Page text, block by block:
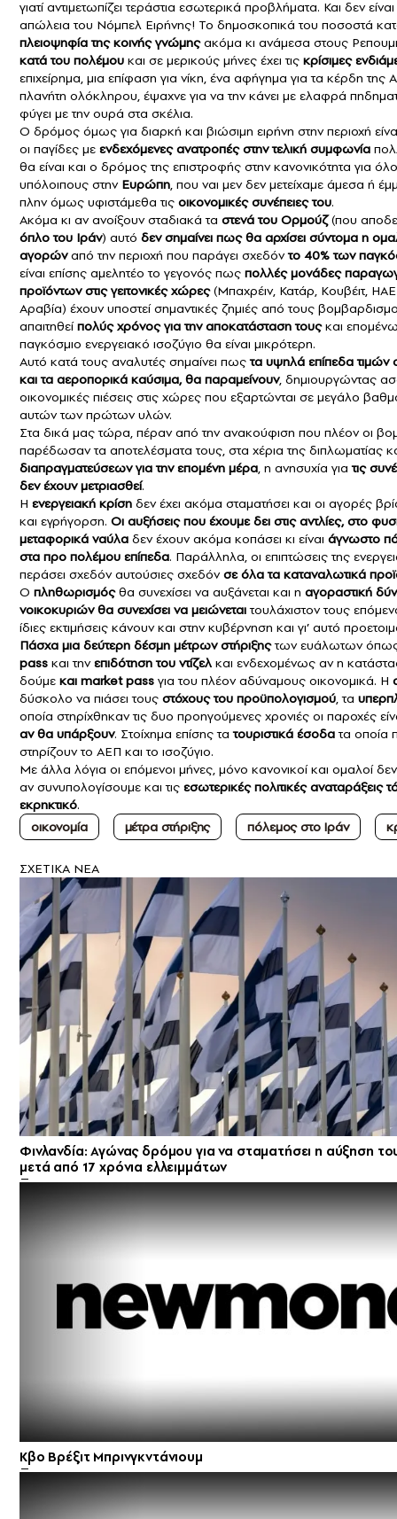
γιατί αντιμετωπίζει τεράστια εσωτερικά προβλήματα. Και δεν
απώλεια του Νόμπελ Ειρήνης! Το δημοσκοπικά του ποσοστά
πλειοψηφία της κοινής γνώμηςακόμα κι ανάμεσα στους
κατά του πολέμου και σε μερικούς μήνες έχει τις κρίσιμες
επιχείρημα, μια επίφαση για νίκη, ένα αφήγημα για τα κέρδη της
πλανήτη ολόκληρου, έψαχνε για να την κάνει με ελαφρά
φύγει με την ουρά στα σκέλια.
Ο δρόμος όμως για διαρκή και βιώσιμη ειρήνη στην περιοχή
οι παγίδες με ενδεχόμενες ανατροπές στην τελική συμφωνία
θα είναι και ο δρόμος της επιστροφής στην κανονικότητα για
υπόλοιπους στην Ευρώπη, που ναι μεν δεν μετείχαμε άμεσα ή
πλην όμως υφιστάμεθα τις οικονομικές συνέπειες του.
Ακόμα κι αν ανοίξουν σταδιακά τα στενά του Ορμούζ(που
όπλο του Ιράν) αυτό δεν σημαίνει πως θα αρχίσει σύντομα η
αγορώναπό την περιοχή που παράγει σχεδόντο 40% των
είναι επίσης αμελητέο το γεγονός πως πολλές μονάδες
προϊόντων στις γειτονικές χώρες(Μπαχρέιν, Κατάρ, Κουβέιτ,
Αραβία) έχουν υποστεί σημαντικές ζημιές από τους
απαιτηθείπολύς χρόνος για την αποκατάσταση τουςκαι
παγκόσμιο ενεργειακό ισοζύγιο θα είναι μικρότερη.
Αυτό κατά τους αναλυτές σημαίνει πωςτα υψηλά επίπεδα τιμών
και τα αεροπορικά καύσιμα, θα παραμείνουν, δημιουργώντας
οικονομικές πιέσεις στις χώρες που εξαρτώνται σε μεγάλο
αυτών των πρώτων υλών.
Στα δικά μας τώρα, πέραν από την ανακούφιση που πλέον οι
παρέδωσαν τα αποτελέσματα τους, στα χέρια της διπλωματίας
διαπραγματεύσεων για την επομένη μέρα, η ανησυχία γιατις
δεν έχουν μετριασθεί.
Η ενεργειακή κρίση δεν έχει ακόμα σταματήσει και οι αγορές
και εγρήγορση. Οι αυξήσεις που έχουμε δει στις αντλίες, στο
μεταφορικά ναύλα δεν έχουν ακόμα κοπάσει κι είναι άγνωστο
στα προ πολέμου επίπεδα. Παράλληλα, οι επιπτώσεις της
περάσει σχεδόν αυτούσιες σχεδόνσε όλα τα καταναλωτικά
Ο πληθωρισμόςθα συνεχίσει να αυξάνεται και η αγοραστική
νοικοκυριών θα συνεχίσει να μειώνεταιτουλάχιστον τους
ίδιες εκτιμήσεις κάνουν και στην κυβέρνηση και γι’ αυτό
Πάσχα μια δεύτερη δέσμη μέτρων στήριξηςτων ευάλωτων όπως
pass και τηνεπιδότηση του ντίζελ και ενδεχομένως αν η
δούμε και market pass για του πλέον αδύναμους οικονομικά. Η
δύσκολο να πιάσει τους στόχους του προϋπολογισμού, τα
οποία στηρίχθηκαν τις δυο προηγούμενες χρονιές οι παροχές
αν θα υπάρξουν. Στοίχημα επίσης τατουριστικά έσοδατα οποία
στηρίζουν το ΑΕΠ και το ισοζύγιο.
Με άλλα λόγια οι επόμενοι μήνες, μόνο κανονικοί και ομαλοί δεν
αν συνυπολογίσουμε και τις εσωτερικές πολιτικές αναταράξεις
εκρηκτικό.
οικονομία
μέτρα στήριξης πόλεμος στο Ιράν
ΣXETIKA NEA
Φινλανδία: Αγώνας δρόμου για να σταματήσει η αύξηση
μετά από 17 χρόνια ελλειμμάτων
Κβο Βρέξιτ Μπρινγκντάνιουμ